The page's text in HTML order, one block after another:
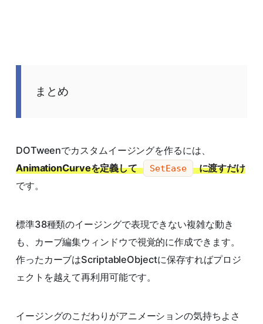
まとめ
DOTweenでカスタムイージングを作るには、
AnimationCurveを定義して
SetEase
に渡すだけ
です。
標準38種類のイージングで表現できない複雑な動き
も、カーブ編集ウィンドウで視覚的に作成できます。
作ったカーブはScriptableObjectに保存すればプロジ
ェクトを越えて再利用可能です。
イージングのこだわりがアニメーションの気持ちよさ